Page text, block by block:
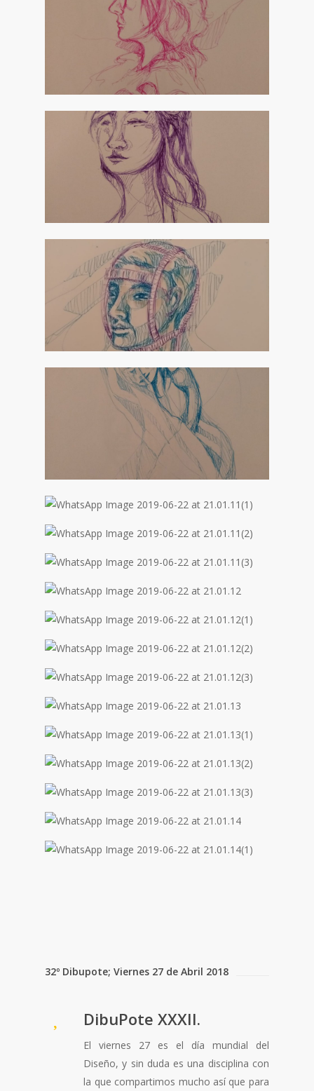
32º Dibupote; Viernes 27 de Abril 2018
DibuPote XXXII.
El viernes 27 es el día mundial del
Diseño, y sin duda es una disciplina con
la que compartimos mucho así que para